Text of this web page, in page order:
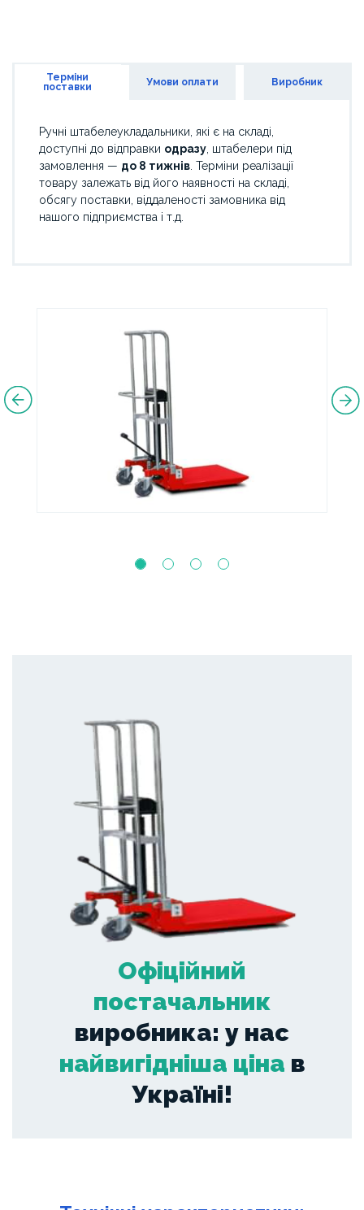
Терміни
поставки
Умови оплати Виробник
Ручні штабелеукладальники, які є на складі,
доступні до відправки одразу , штабелери під
замовлення — до 8 тижнів . Терміни реалізації
товару залежать від його наявності на складі,
обсягу поставки, віддаленості замовника від
нашого підприємства і т.д.
Офіційний
постачальник
виробника: у нас
найвигідніша ціна в
Україні!